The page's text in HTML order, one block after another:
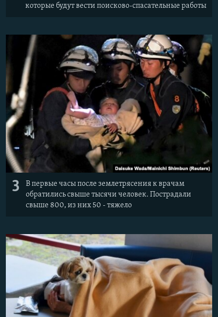
которые будут вести поисково-спасательные работы
3
В первые часы после землетрясения к врачам
обратились свыше тысячи человек. Пострадали
свыше 800, из них 50 - тяжело